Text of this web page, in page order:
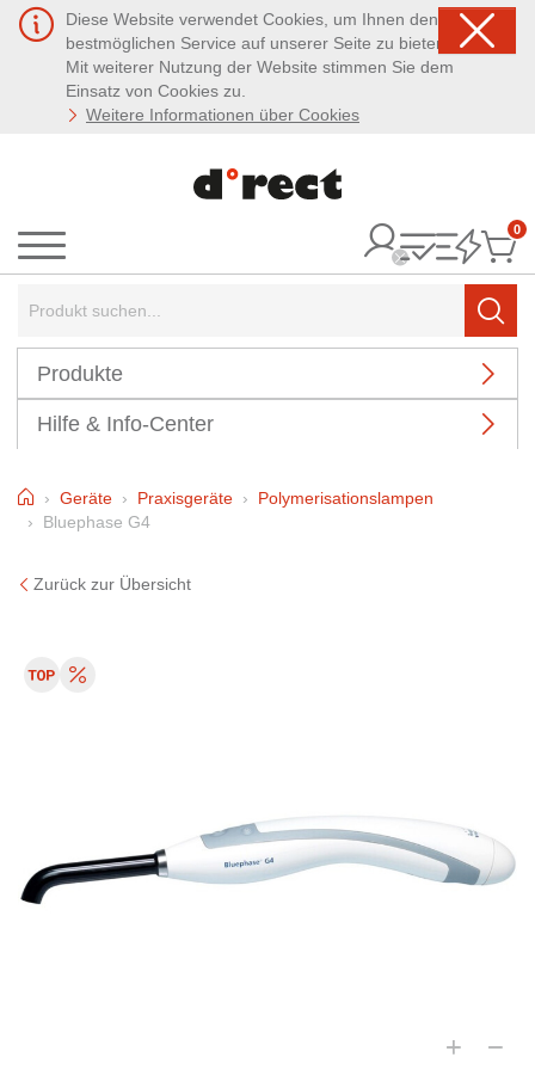
Diese Website verwendet Cookies, um Ihnen den
bestmöglichen Service auf unserer Seite zu bieten.
Mit weiterer Nutzung der Website stimmen Sie dem
Einsatz von Cookies zu.
Weitere Informationen über Cookies
Menü
0
Produkte
Hilfe & Info-Center
HomeGeräte Praxisgeräte
Polymerisationslampen
Bluephase G4
Zurück zur Übersicht